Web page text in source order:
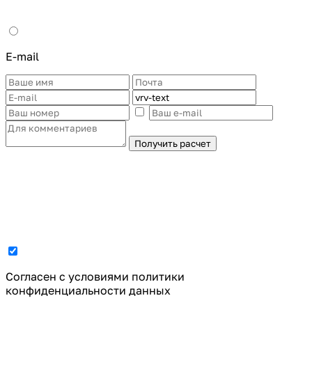
E-mail
Получить расчет
Cогласен с условиями политики
конфиденциальности данных